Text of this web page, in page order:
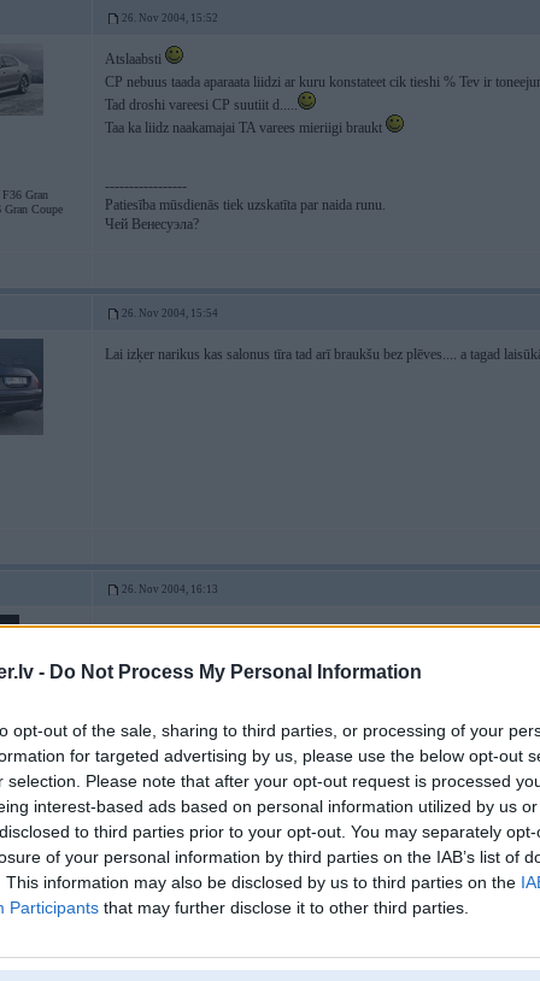
- Do Not Process My Personal Information
opt-out of the sale, sharing to third parties, or processing of your
for targeted advertising by us, please use the below opt-out
selection. Please note that after your opt-out request is processed
interest-based ads based on personal information utilized by us
to third parties prior to your opt-out. You may separately
of your personal information by third parties on the IAB’s list of
This information may also be disclosed by us to third parties on the
Participants that may further disclose it to other third parties.
26. Nov 2004, 15:52
Gran
Coupe
Atslaabsti
CP nebuus taada aparaata liidzi ar kuru konstateet cik tieshi % Tev ir
Tad droshi vareesi CP suutiit d.....
Taa ka liidz naakamajai TA varees mieriigi braukt
-----------------
Patiesība mūsdienās tiek uzskatīta par naida runu.
Чей Венесуэла?
26. Nov 2004, 15:54
Lai izķer narikus kas salonus tīra tad arī braukšu bez plēves.... a tagad
26. Nov 2004, 16:13
Lai izķer narikus kas salonus tīra tad arī braukšu bez plēves.... a tagad
-----------------
https://www.facebook.com/RigaHarleyParty
26. Nov 2004, 16:16
2004-11-26 15:52, Tune-L rakstīja: